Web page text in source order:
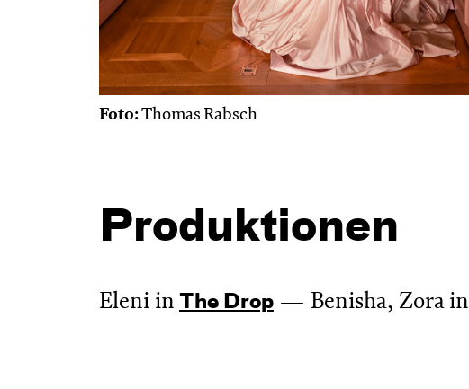
Foto:Thomas Rabsch
Produktionen
Eleni in The Drop Benisha, Zora in